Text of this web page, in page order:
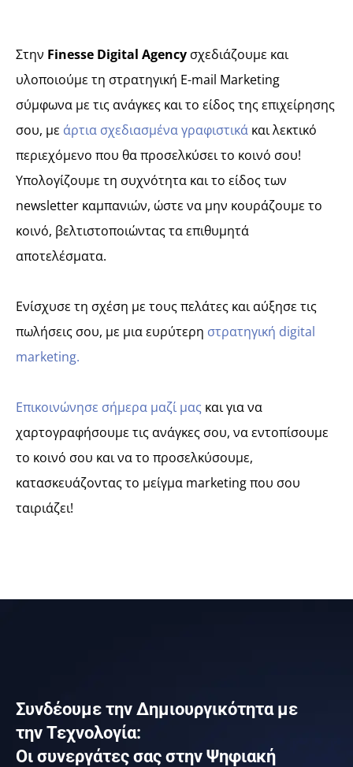
Στην Finesse Digital Agency σχεδιάζουμε και
υλοποιούμε τη στρατηγική E-mail Marketing
σύμφωνα με τις ανάγκες και το είδος της επιχείρησης
σου, με άρτια σχεδιασμένα γραφιστικά και λεκτικό
περιεχόμενο που θα προσελκύσει το κοινό σου!
Υπολογίζουμε τη συχνότητα και το είδος των
newsletter καμπανιών, ώστε να μην κουράζουμε το
κοινό, βελτιστοποιώντας τα επιθυμητά
αποτελέσματα.
Ενίσχυσε τη σχέση με τους πελάτες και αύξησε τις
πωλήσεις σου, με μια ευρύτερη στρατηγική digital
marketing.
Επικοινώνησε σήμερα μαζί μας και για να
χαρτογραφήσουμε τις ανάγκες σου, να εντοπίσουμε
το κοινό σου και να το προσελκύσουμε,
κατασκευάζοντας το μείγμα marketing που σου
ταιριάζει!
Συνδέουμε την Δημιουργικότητα με
την Τεχνολογία:
Οι συνεργάτες σας στην Ψηφιακή